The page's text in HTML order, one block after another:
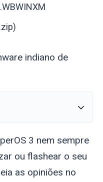
indiano de
3 nem sempre
ou flashear o seu
as opiniões no